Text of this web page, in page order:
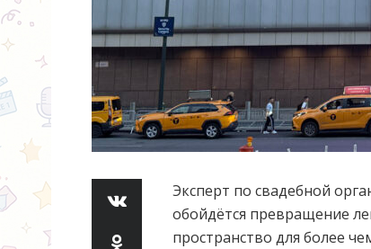
Эксперт по свадебной
обойдётся превращение
пространство для более